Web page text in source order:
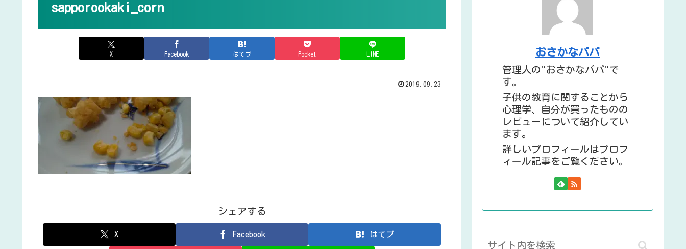
sapporookaki_corn
X Facebook はてブ Pocket LINE
2019.09.23
シェアする
X Facebook はてブ
おさかなパパ
管理人の"おさかなパパ"で
す。
子供の教育に関することから
心理学、自分が買ったものの
レビューについて紹介してい
ます。
詳しいプロフィールはプロフ
ィール記事をご覧ください。